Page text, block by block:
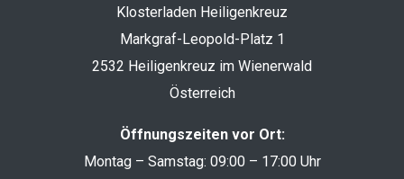
Klosterladen Heiligenkreuz
Markgraf-Leopold-Platz 1
2532 Heiligenkreuz im Wienerwald
Österreich
Öffnungszeiten vor Ort:
Montag – Samstag: 09:00 – 17:00 Uhr